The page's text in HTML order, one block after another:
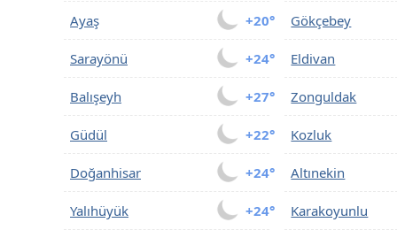
+20°
Ayaş Gökçebey
+24°
Sarayönü Eldivan
+27°
Balışeyh Zonguldak
+22°
Güdül Kozluk
+24°
Doğanhisar Altınekin
+24°
Yalıhüyük Karakoyunlu